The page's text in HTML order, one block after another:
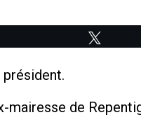
président.
mairesse de